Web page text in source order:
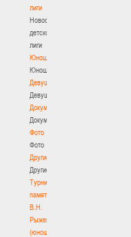
лиги
Новости
детской
лиги
Юноши
Юноши
Девушки
Девушки
Документы
Документы
Фото
Фото
Другие
Другие
Турнир
памяти
В.Н.
Рыженкова
(юноши)